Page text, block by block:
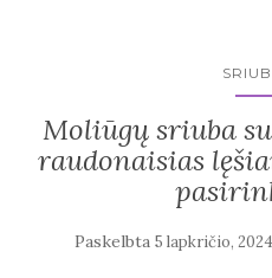
Moliūgų sriuba
raudonaisias
Paskelbta 5 lapkričio, 2024